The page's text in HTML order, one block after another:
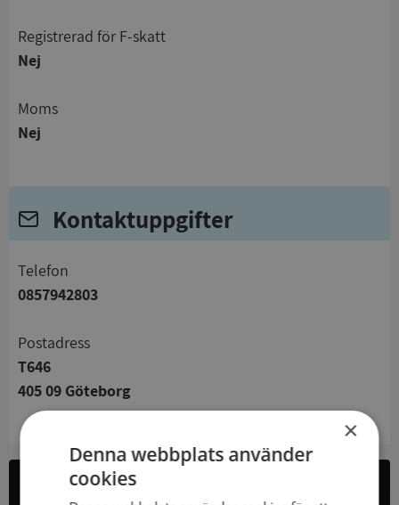
registrerad för F-skatt
Nej
Moms
Nej
Kontaktuppgifter
telefon
0857942803
Postadress
T646
405 09 Göteborg
×
Denna webbplats använder
cookies